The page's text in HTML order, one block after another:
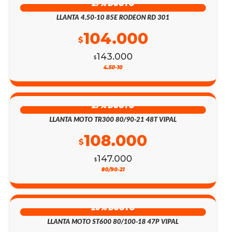
27% DSCTO
LLANTA 4.50-10 85E RODEON RD 301
$143.000
$104.000
4.50-10
27% DSCTO
LLANTA MOTO TR300 80/90-21 48T VIPAL
$147.000
$108.000
80/90-21
26% DSCTO
LLANTA MOTO ST600 80/100-18 47P VIPAL